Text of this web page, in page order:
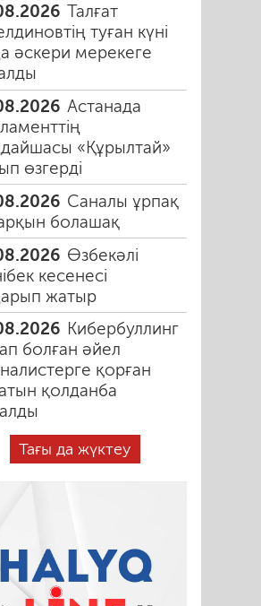
Талғат
туған күні
әскери мерекеге
Астанада
«Құрылтай»
өзгерді
Саналы ұрпақ
болашақ
Өзбекәлі
кесенесі
жатыр
Кибербуллинг
болған әйел
қорған
қолданба
Тағы да жүктеу